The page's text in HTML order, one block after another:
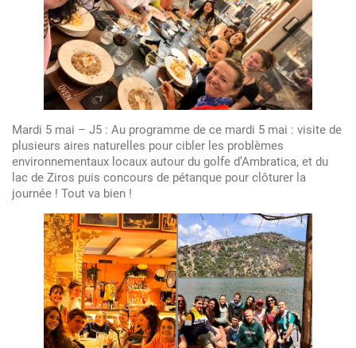
Mardi 5 mai – J5 : Au programme de ce mardi 5 mai : visite de
plusieurs aires naturelles pour cibler les problèmes
environnementaux locaux autour du golfe d’Ambratica, et du
lac de Ziros puis concours de pétanque pour clôturer la
journée ! Tout va bien !